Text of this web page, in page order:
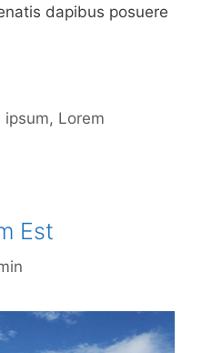
dapibus posuere
ipsum, Lorem
Est